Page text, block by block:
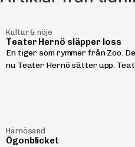
Kultur & nöje
Teater Hernö släpper loss
En tiger som rymmer från Zoo.
nu Teater Hernö sätter upp.
Härnösand
Ögonblicket